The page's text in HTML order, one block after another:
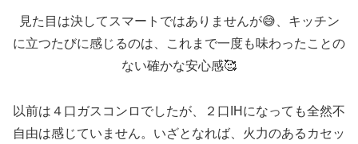
見た目は決してスマートではありませんが😅、キッチン
に立つたびに感じるのは、これまで一度も味わったことの
ない確かな安心感🥰
以前は４口ガスコンロでしたが、２口IHになっても全然不
自由は感じていません。いざとなれば、火力のあるカセッ